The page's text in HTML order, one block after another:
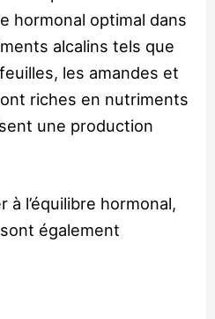
hormonal optimal dans
alcalins tels que
les amandes et
riches en nutriments
une production
à l’équilibre hormonal,
également